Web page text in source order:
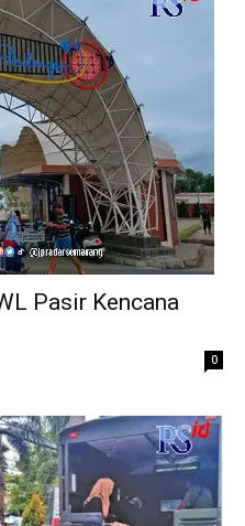
Pasir Kencana
0